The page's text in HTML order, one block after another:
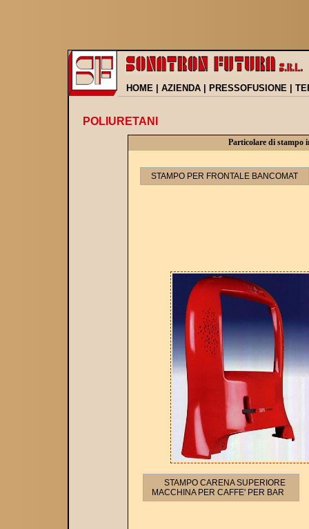
HOME | AZIENDA | PRESSOFUSIONE |
POLIURETANI
Particolare di stampo
STAMPO PER FRONTALE BANCOMAT
STAMPO CARENA SUPERIORE
MACCHINA PER CAFFE' PER BAR